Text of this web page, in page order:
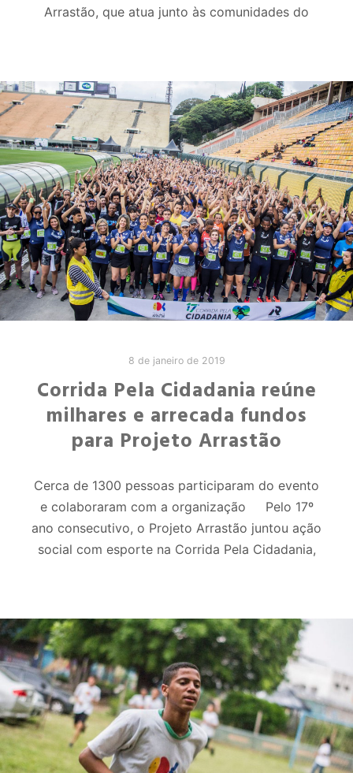
Arrastão, que atua junto às comunidades do
8 de janeiro de 2019
Corrida Pela Cidadania reúne
milhares e arrecada fundos
para Projeto Arrastão
Cerca de 1300 pessoas participaram do evento
e colaboraram com a organização Pelo 17º
ano consecutivo, o Projeto Arrastão juntou ação
social com esporte na Corrida Pela Cidadania,